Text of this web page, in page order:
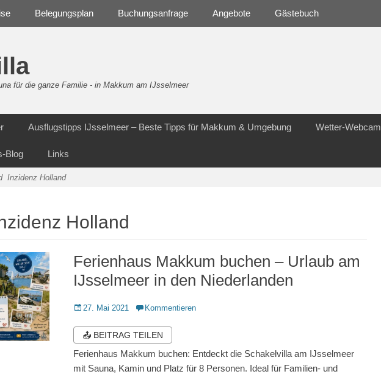
Belegungsplan Buchungsanfrage Angebote Gästebuch
für die ganze Familie - in Makkum am IJsselmeer
Ausflugstipps IJsselmeer – Beste Tipps für Makkum & Umgebung Wetter-Webcam
Blog Links
Inzidenz Holland
Holland
Ferienhaus Makkum buchen – Urlaub am
IJsselmeer in den Niederlanden
Veröffentlicht
27. Mai 2021 Kommentieren
📤 BEITRAG TEILEN
Ferienhaus Makkum buchen: Entdeckt die Schakelvilla am IJsselmeer
mit Sauna, Kamin und Platz für 8 Personen. Ideal für Familien- und